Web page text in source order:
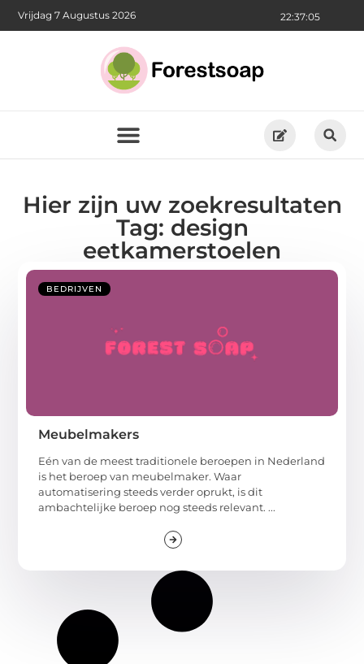
22:37:06
Vrijdag 7 Augustus 2026
Hier zijn uw zoekresultaten
Tag: design
eetkamerstoelen
BEDRIJVEN
Meubelmakers
Eén van de meest traditionele beroepen in Nederland
is het beroep van meubelmaker. Waar
automatisering steeds verder oprukt, is dit
ambachtelijke beroep nog steeds relevant. ...